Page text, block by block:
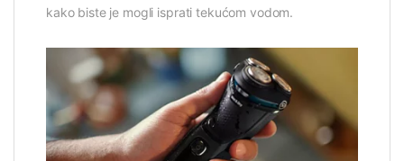
kako biste je mogli isprati tekućom vodom.